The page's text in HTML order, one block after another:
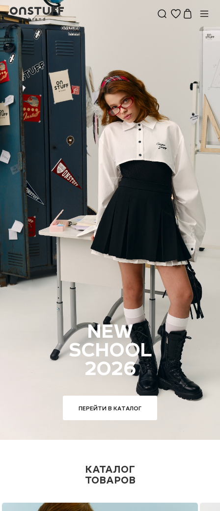
ONSTUFF —
БРЕНД
ДИЗАЙНЕРСКОЙ
ДЕТСКОЙ
ОДЕЖДЫ
NEW
SCHOOL
2026
ПЕРЕЙТИ В КАТАЛОГ
КАТАЛОГ
ТОВАРОВ